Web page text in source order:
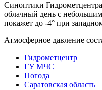
Синоптики
облачный день с
покажет до -4° при
Атмосферное давление
Гидрометцентр
ГУ МЧС
Погода
Саратовская область